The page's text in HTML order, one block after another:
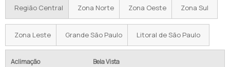
ADITIVOS PROTETORES DE SUPERFÍCIE
ADITIVOS QUÍMICOS PARA LUBRIFICANTES
COMPRAR ADITIVO EMULGADOR
Região Central Zona Norte Zona Oeste Zona Sul
Zona Leste Grande São Paulo Litoral de São Paulo
Aclimação
Bela Vista